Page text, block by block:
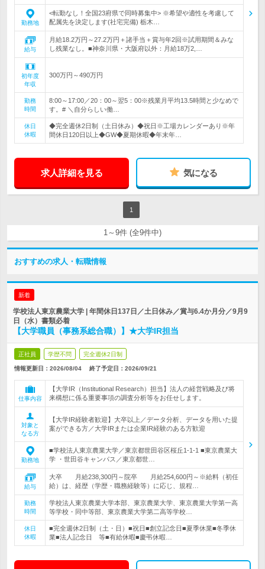
勤務地
<転勤なし！全国23府県で同時募集中> ※希望や適性を考慮して
配属先を決定します(社宅完備) 栃木…
給与
月給18.2万円～27.2万円＋諸手当＋賞与年2回※試用期間＆みな
し残業なし。■神奈川県・大阪府以外：月給18万2,…
初年度
年収
300万円～490万円
勤務
時間
8:00～17:00／20：00～翌5：00※残業月平均13.5時間と少なめで
す。# ＼自分らしい働…
休日
休暇
◆完全週休2日制（土日休み）◆祝日※工場カレンダーあり※年
間休日120日以上◆GW◆夏期休暇◆年末年…
求人詳細を見る 気になる
1
1～9件 (全9件中)
おすすめの求人・転職情報
新着
学校法人東京農業大学 | 年間休日137日／土日休み／賞与6.4か月分／9月9
日（水）書類必着
【大学職員（事務系総合職）】★大学IR担当
正社員 学歴不問 完全週休2日制
情報更新日：2026/08/04 終了予定日： 2026/09/21
仕事内容
【大学IR（Institutional Research）担当】法人の経営戦略及び将
来構想に係る重要事項の調査分析等をお任せします。
対象と
なる方
【大学IR経験者歓迎】大卒以上／データ分析、データを用いた提
案ができる方／大学IRまたは企業IR経験のある方歓迎
勤務地
■学校法人東京農業大学／東京都世田谷区桜丘1-1-1 ■東京農業大
学 ・世田谷キャンパス／東京都世…
給与
大卒 月給238,300円～院卒 月給254,600円～※給料（初任
給）は、経歴（学歴・職務経験等）に応じ、規程…
勤務
時間
学校法人東京農業大学本部、東京農業大学、東京農業大学第一高
等学校・同中等部、東京農業大学第二高等学校…
休日
休暇
■完全週休2日制（土・日）■祝日■創立記念日■夏季休業■冬季休
業■法人記念日 等■有給休暇■慶弔休暇…